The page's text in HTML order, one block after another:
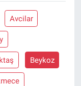
Avcilar
Beykoz